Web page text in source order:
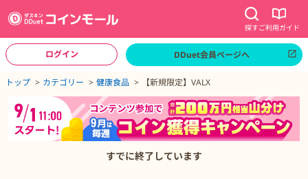
探すご利用ガイド
ログイン DDuet会員ページへ
トップ カテゴリー 健康食品 【新規限定】VALX
【新規限定】VALXの詳細すでに終了しています
ジトップへ